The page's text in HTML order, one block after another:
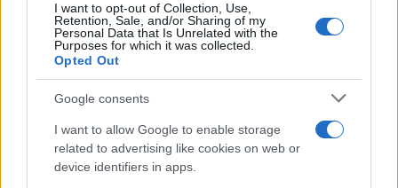
I want to opt-out of Collection, Use,
Retention, Sale, and/or Sharing of my
Personal Data that Is Unrelated with the
Purposes for which it was collected.
Opted Out
Google consents
I want to allow Google to enable storage
related to advertising like cookies on web or
device identifiers in apps.
Σχολίασε εδώ
50 /50